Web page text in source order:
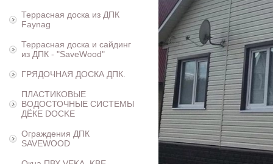
Террасная доска из ДПК
Faynag
Террасная доска и сайдинг
из ДПК - "SaveWood"
ГРЯДОЧНАЯ ДОСКА ДПК.
ПЛАСТИКОВЫЕ
ВОДОСТОЧНЫЕ СИСТЕМЫ
ДЁКЕ DOCKE
Ограждения ДПК
SAVEWOOD